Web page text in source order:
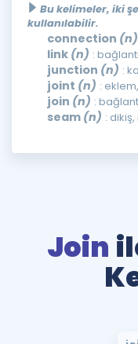
Bu kelimeler, iki
kullanılabilir.
connection (n)
link (n) : bağlantı
junction (n) :
joint (n) :
join (n) :
seam (n) :
Join